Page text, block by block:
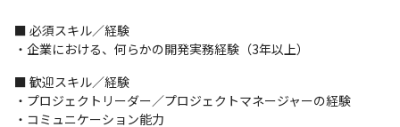
・直にクライアントの考えや業務に触れ、エンジニアとして経験
を積み、視野をより広げる事ができる環境です
・折衝業務や調整業務が中心となるため、より上流の業務でスキ
ルアップが可能です
・国内最上流と呼ばれるフェーズでの業務も可能で、本当の意味
■ 必須スキル／経験
・企業における、何らかの開発実務経験（3年以上）
■ 歓迎スキル／経験
・プロジェクトリーダー／プロジェクトマネージャーの経験
・コミュニケーション能力